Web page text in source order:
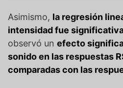
Asimismo, la regresión
intensidad fue
observó un efecto
sonido en las respuestas
comparadas con las